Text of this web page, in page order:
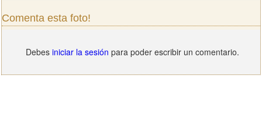
Comenta esta foto!
Debes iniciar la sesión para poder escribir un comentario.